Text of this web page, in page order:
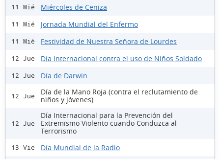
11 Mié Miércoles de Ceniza
11 Mié Jornada Mundial del Enfermo
11 Mié Festividad de Nuestra Señora de Lourdes
12 Jue Día Internacional contra el uso de Niños Soldado
12 Jue Día de Darwin
12 Jue
Día de la Mano Roja (contra el reclutamiento de
niños y jóvenes)
12 Jue
Día Internacional para la Prevención del
Extremismo Violento cuando Conduzca al
Terrorismo
13 Vie Día Mundial de la Radio